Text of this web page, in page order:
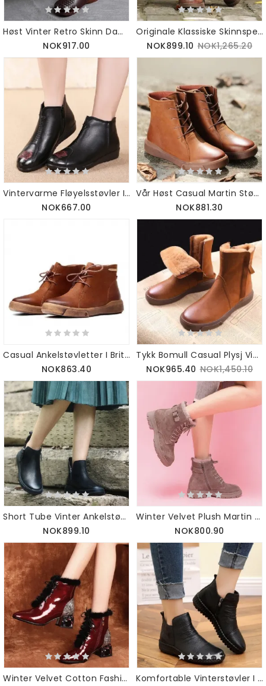
Høst Vinter Retro Skinn Damestøvler 35-42 | Gave Sko
NOK917.00
Originale Klassiske Skinnspenne Lange Støvler| 34-43
NOK899.10 NOK1,265.20
Vintervarme Fløyelsstøvler I Plysj |gavesko 35-43
NOK667.00
Vår Høst Casual Martin Støvler |gavesko 34-42
NOK881.30
Casual Ankelstøvletter I Britisk Stil Skinn | Gavesko 35-42
NOK863.40
Tykk Bomull Casual Plysj Vinterstøvler| Gavesko 34-42
NOK965.40 NOK1,450.10
Short Tube Vinter Ankelstøvletter I Skinn |gavesko 34-42
NOK899.10
Winter Velvet Plush Martin Boots | Gavesko 40-43
NOK800.90
Winter Velvet Cotton Fashion Chunky Boots| 34-42
Komfortable Vinterstøvler I Fløyel | Gavesko | 35-42